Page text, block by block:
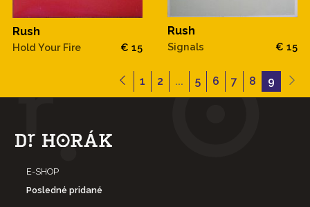
Rush
Hold Your Fire € 15
Rush
Signals € 15
1 2 ... 5 6 7 8 9
E-SHOP
Posledné pridané